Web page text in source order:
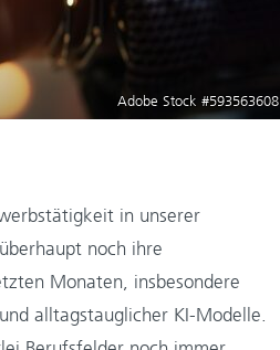
Adobe Stock #593563608
in unserer
noch ihre
Monaten, insbesondere
alltagstauglicher KI-Modelle.